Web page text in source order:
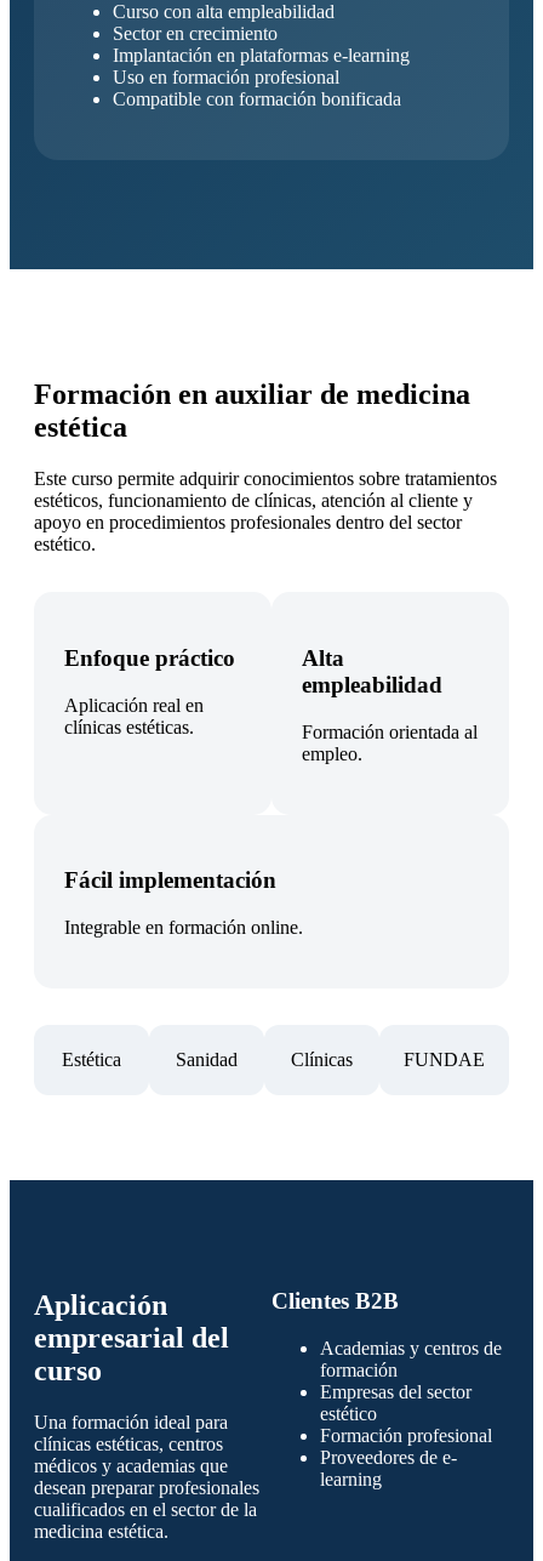
Curso con alta empleabilidad
Sector en crecimiento
Implantación en plataformas e-learning
Uso en formación profesional
Compatible con formación bonificada
Formación en auxiliar de medicina
estética
Este curso permite adquirir conocimientos sobre tratamientos
estéticos, funcionamiento de clínicas, atención al cliente y
apoyo en procedimientos profesionales dentro del sector
estético.
Enfoque práctico
Aplicación real en
clínicas estéticas.
Alta
empleabilidad
Formación orientada al
empleo.
Fácil implementación
Integrable en formación online.
Estética Sanidad Clínicas FUNDAE
Aplicación
empresarial del
curso
Una formación ideal para
clínicas estéticas, centros
médicos y academias que
desean preparar profesionales
cualificados en el sector de la
medicina estética.
Clientes B2B
Academias y centros de
formación
Empresas del sector
estético
Formación profesional
Proveedores de e-
learning